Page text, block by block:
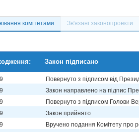
комітетами Зв'язані законопроекти
Закон підписано
Повернуто з підписом від
Закон направлено на підпис
Повернуто з підписом Голови
Закон прийнято
Вручено подання Комітету про